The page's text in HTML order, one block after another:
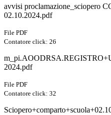
avvisi proclamazione_sciopero
02.10.2024.pdf
File PDF
Contatore click: 26
2024.pdf
File PDF
Contatore click: 32